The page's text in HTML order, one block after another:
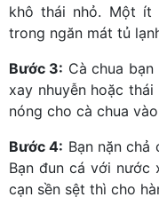
khô thái nhỏ. Một ít
trong ngăn mát tủ
Bước 3: Cà chua
xay nhuyễn hoặc
nóng cho cà chua
Bước 4: Bạn nặn chả
Bạn đun cá với
cạn sền sệt thì cho